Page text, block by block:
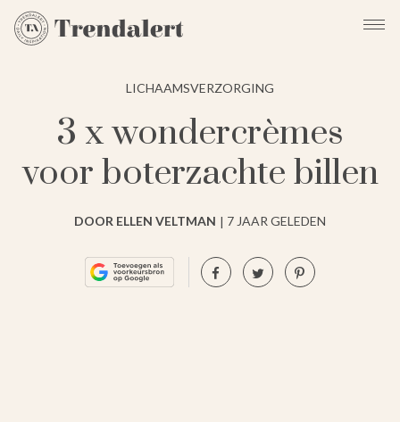
LICHAAMSVERZORGING
3 x wondercrèmes
voor boterzachte billen
DOOR ELLEN VELTMAN 7 JAAR GELEDEN